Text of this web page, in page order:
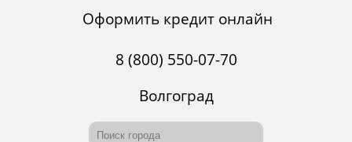
Оформить кредит онлайн
8 (800) 550-07-70
Волгоград